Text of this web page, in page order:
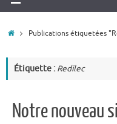
Publications étiquetées
Étiquette : Redilec
Notre nouveau